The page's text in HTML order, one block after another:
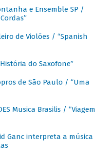
e Ensemble SP /
de Violões / “Spanish
do Saxofone”
de São Paulo / “Uma
Musica Brasilis / “Viagem
Ganc interpreta a música